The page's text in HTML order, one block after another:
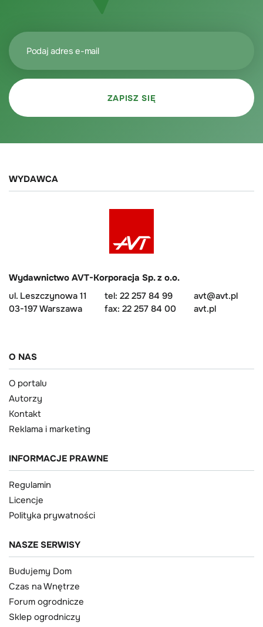
WYDAWCA
Wydawnictwo AVT-Korporacja Sp. z o.o.
ul. Leszczynowa 11
03-197 Warszawa
tel: 22 257 84 99
fax: 22 257 84 00
avt@avt.pl
avt.pl
O NAS
O portalu
Autorzy
Kontakt
Reklama i marketing
INFORMACJE PRAWNE
Regulamin
Licencje
Polityka prywatności
NASZE SERWISY
Budujemy Dom
Czas na Wnętrze
Forum ogrodnicze
Sklep ogrodniczy